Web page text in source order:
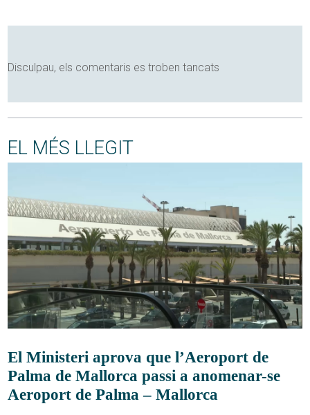
Disculpau, els comentaris es troben tancats
EL MÉS LLEGIT
El Ministeri aprova que l’Aeroport de
Palma de Mallorca passi a anomenar-se
Aeroport de Palma – Mallorca